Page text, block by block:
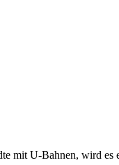
mit U-Bahnen, wird